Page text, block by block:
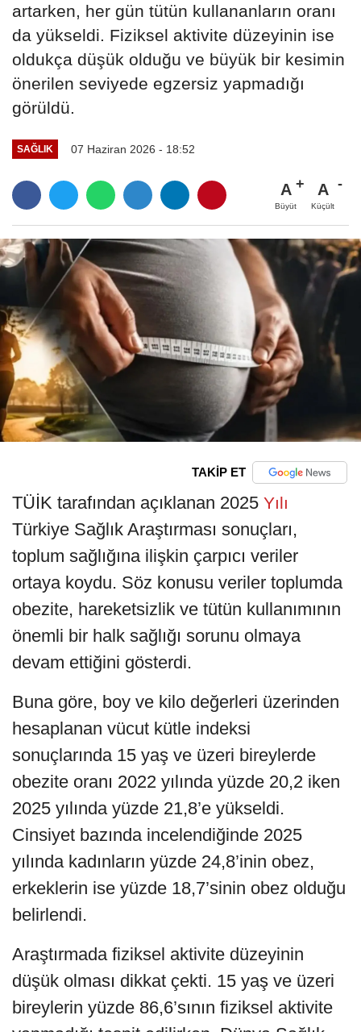
artarken, her gün tütün kullananların oranı
da yükseldi. Fiziksel aktivite düzeyinin ise
oldukça düşük olduğu ve büyük bir kesimin
önerilen seviyede egzersiz yapmadığı
görüldü.
SAĞLIK 07 Haziran 2026 - 18:52
A
Büyüt
A
Küçült
TAKİP ET
TÜİK tarafından açıklanan 2025 Yılı
Türkiye Sağlık Araştırması sonuçları,
toplum sağlığına ilişkin çarpıcı veriler
ortaya koydu. Söz konusu veriler toplumda
obezite, hareketsizlik ve tütün kullanımının
önemli bir halk sağlığı sorunu olmaya
devam ettiğini gösterdi.
Buna göre, boy ve kilo değerleri üzerinden
hesaplanan vücut kütle indeksi
sonuçlarında 15 yaş ve üzeri bireylerde
obezite oranı 2022 yılında yüzde 20,2 iken
2025 yılında yüzde 21,8’e yükseldi.
Cinsiyet bazında incelendiğinde 2025
yılında kadınların yüzde 24,8’inin obez,
erkeklerin ise yüzde 18,7’sinin obez olduğu
belirlendi.
Araştırmada fiziksel aktivite düzeyinin
düşük olması dikkat çekti. 15 yaş ve üzeri
bireylerin yüzde 86,6’sının fiziksel aktivite